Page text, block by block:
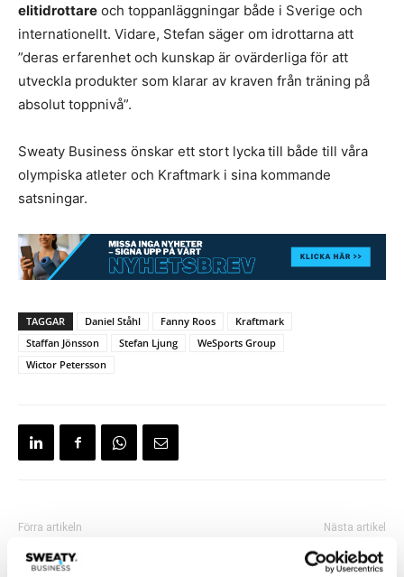
elitidrottare och toppanläggningar både i Sverige och
internationellt. Vidare, Stefan säger om idrottarna att
”deras erfarenhet och kunskap är ovärderliga för att
utveckla produkter som klarar av kraven från träning på
absolut toppnivå”.
Sweaty Business önskar ett stort lyckatill både till våra
olympiska atleter och Kraftmark i sina kommande
satsningar.
TAGGAR Daniel Ståhl Fanny Roos
Kraftmark
Staffan Jönsson
Stefan Ljung
WeSports Group
Wictor Petersson
Förra artikeln
Ny studie: Måttlig till intensiv
träning kopplas till större
Nästa artikel
Friskis & Svettis expanderar –
öppnar sex nya anläggningar